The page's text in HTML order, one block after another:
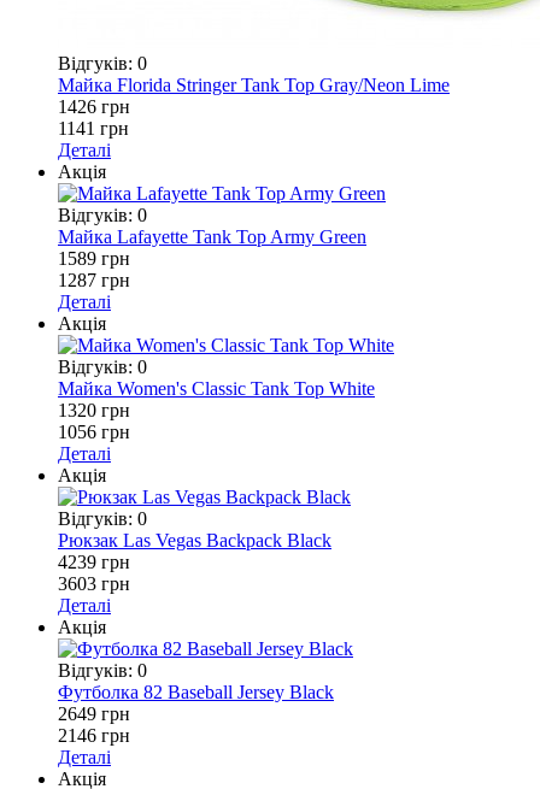
Відгуків: 0
Майка Florida Stringer Tank Top Gray/Neon Lime
1426 грн
1141 грн
Деталі
Акція
Відгуків: 0
Майка Lafayette Tank Top Army Green
1589 грн
1287 грн
Деталі
Акція
Відгуків: 0
Майка Women's Classic Tank Top White
1320 грн
1056 грн
Деталі
Акція
Відгуків: 0
Рюкзак Las Vegas Backpack Black
4239 грн
3603 грн
Деталі
Акція
Відгуків: 0
Футболка 82 Baseball Jersey Black
2649 грн
2146 грн
Деталі
Акція